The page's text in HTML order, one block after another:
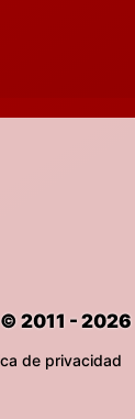
2011 - 2026
de privacidad